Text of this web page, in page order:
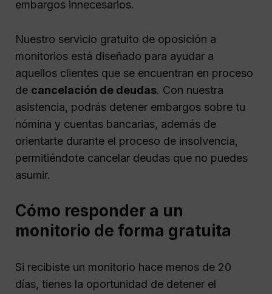
embargos innecesarios.
Nuestro servicio gratuito de oposición a
monitorios está diseñado para ayudar a
aquellos clientes que se encuentran en proceso
de cancelación de deudas. Con nuestra
asistencia, podrás detener embargos sobre tu
nómina y cuentas bancarias, además de
orientarte durante el proceso de insolvencia,
permitiéndote cancelar deudas que no puedes
asumir.
Cómo responder a un
monitorio de forma gratuita
Si recibiste un monitorio hace menos de 20
días, tienes la oportunidad de detener el